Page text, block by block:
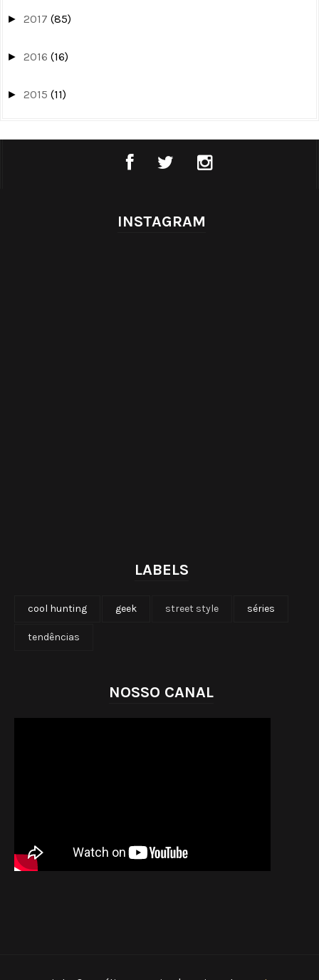
► 2017 (85)
► 2016 (16)
► 2015 (11)
INSTAGRAM
LABELS
cool hunting geek street style séries
tendências
NOSSO CANAL